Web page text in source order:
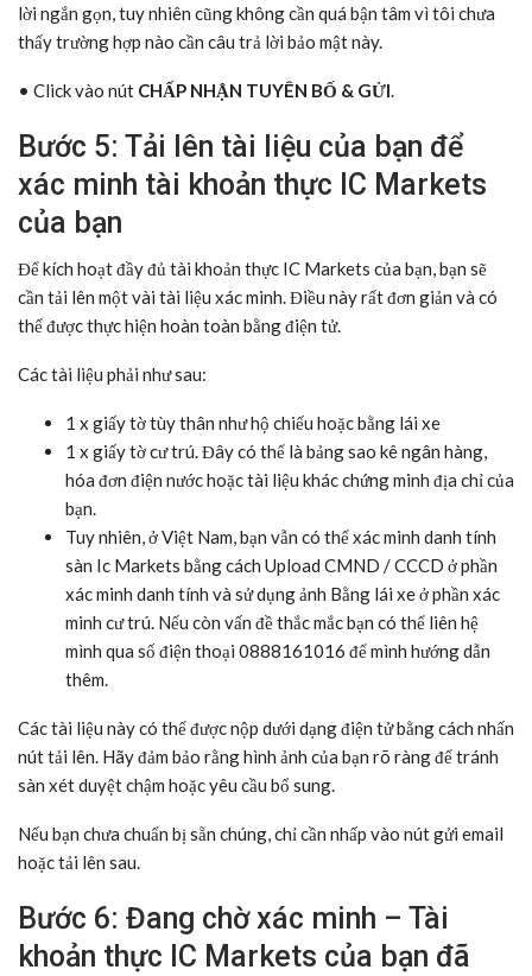
lời ngắn gọn, tuy nhiên cũng không cần quá bận tâm vì tôi chưa
thấy trường hợp nào cần câu trả lời bảo mật này.
• Click vào nút CHẤP NHẬN TUYÊN BỐ & GỬI.
Bước 5: Tải lên tài liệu của bạn để
xác minh tài khoản thực IC Markets
của bạn
Để kích hoạt đầy đủ tài khoản thực IC Markets của bạn, bạn sẽ
cần tải lên một vài tài liệu xác minh. Điều này rất đơn giản và có
thể được thực hiện hoàn toàn bằng điện tử.
Các tài liệu phải như sau:
1 x giấy tờ tùy thân như hộ chiếu hoặc bằng lái xe
1 x giấy tờ cư trú. Đây có thể là bảng sao kê ngân hàng,
hóa đơn điện nước hoặc tài liệu khác chứng minh địa chỉ của
bạn.
Tuy nhiên, ở Việt Nam, bạn vẫn có thể xác minh danh tính
sàn Ic Markets bằng cách Upload CMND / CCCD ở phần
xác minh danh tính và sử dụng ảnh Bằng lái xe ở phần xác
minh cư trú. Nếu còn vấn đề thắc mắc bạn có thể liên hệ
mình qua số điện thoại 0888161016 để mình hướng dẫn
thêm.
Các tài liệu này có thể được nộp dưới dạng điện tử bằng cách nhấn
nút tải lên. Hãy đảm bảo rằng hình ảnh của bạn rõ ràng để tránh
sàn xét duyệt chậm hoặc yêu cầu bổ sung.
Nếu bạn chưa chuẩn bị sẵn chúng, chỉ cần nhấp vào nút gửi email
hoặc tải lên sau.
Bước 6: Đang chờ xác minh – Tài
khoản thực IC Markets của bạn đã